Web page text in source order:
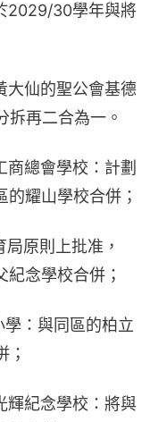
2029/30學年與將
大仙的聖公會基德
拆再二合為一。
總會學校：計劃
耀山學校合併；
原則上批准，
念學校合併；
：與同區的柏立
；
輝紀念學校：將與